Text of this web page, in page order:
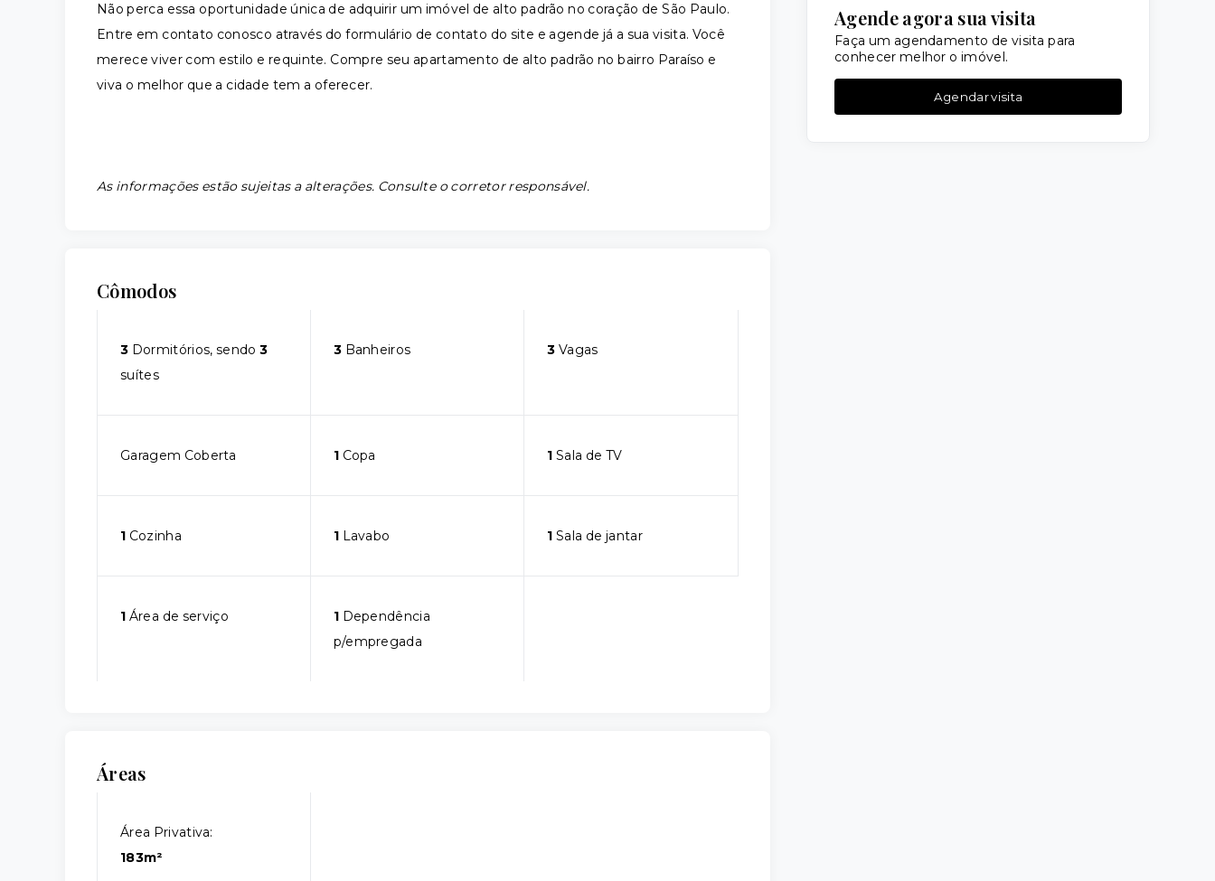
Não perca essa oportunidade única de adquirir um imóvel de alto padrão no coração de São Paulo.
Entre em contato conosco através do formulário de contato do site e agende já a sua visita. Você
merece viver com estilo e requinte. Compre seu apartamento de alto padrão no bairro Paraíso e
viva o melhor que a cidade tem a oferecer.
As informações estão sujeitas a alterações. Consulte o corretor responsável.
Cômodos
3 Dormitórios, sendo3
suítes
3Banheiros 3 Vagas
Garagem Coberta 1Copa 1 Sala de TV
1 Cozinha 1Lavabo 1 Sala de jantar
1 Área de serviço 1Dependência
p/empregada
Áreas
Área Privativa:
183m²
Agende agora sua visita
Faça um agendamento de visita para
conhecer melhor o imóvel.
Agendar visita